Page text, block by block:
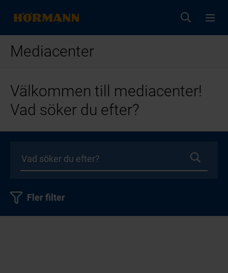
Mediacenter
Välkommen till mediacenter!
Vad söker du efter?
Fler filter